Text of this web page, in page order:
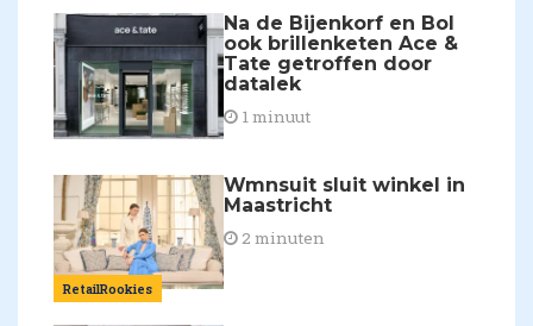
Na de Bijenkorf en Bol
ook brillenketen Ace &
Tate getroffen door
datalek
1 minuut
RetailRookies
Wmnsuit sluit winkel in
Maastricht
2 minuten